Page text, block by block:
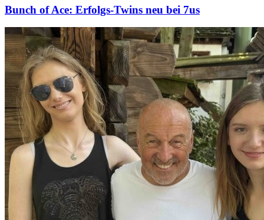
Bunch of Ace: Erfolgs-Twins neu bei 7us